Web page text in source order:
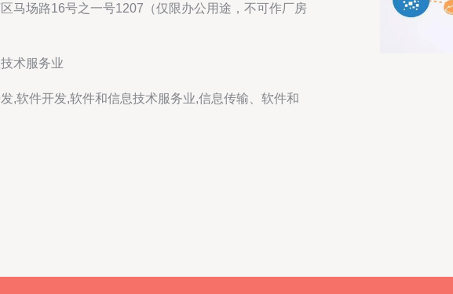
马场路16号之一号1207（仅限办公用途，不可作厂房
术服务业
,软件开发,软件和信息技术服务业,信息传输、软件和